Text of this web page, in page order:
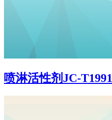
喷淋活性剂JC-T1991